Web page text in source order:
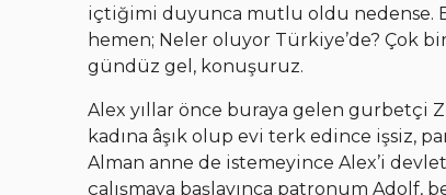
içtiğimi duyunca mutlu oldu nedense.
hemen; Neler oluyor Türkiye’de? Çok
gündüz gel, konuşuruz.
Alex yıllar önce buraya gelen gurbetçi
kadına âşık olup evi terk edince işsiz,
Alman anne de istemeyince Alex’i
çalışmaya başlayınca patronum Adolf,